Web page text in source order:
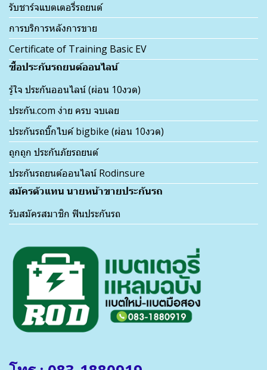
รับชาร์จแบตเตอรี่รถยนต์
การบริการหลังการขาย
Certificate of Training Basic EV
ซื้อประกันรถยนต์ออนไลน์
รู้ใจ ประกันออนไลน์ (ผ่อน 10งวด)
ประกัน.com ง่าย ครบ จบเลย
ประกันรถบิ๊กไบค์ bigbike (ผ่อน 10งวด)
ถูกถูก ประกันภัยรถยนต์
ประกันรถยนต์ออนไลน์ Rodinsure
สมัครตัวแทน นายหน้าขายประกันรถ
รับสมัครสมาชิก ฟินประกันรถ